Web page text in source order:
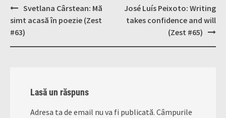
Post
navigation
Svetlana Cârstean: Mă
simt acasă în poezie (Zest
#63)
José Luís Peixoto: Writing
takes confidence and will
(Zest #65)
Lasă un răspuns
Adresa ta de email nu va fi publicată. Câmpurile